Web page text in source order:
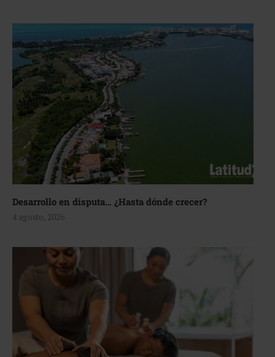
Desarrollo en disputa… ¿Hasta dónde crecer?
4 agosto, 2026